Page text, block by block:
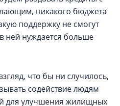
никакого бюджета
поддержку не смогут
ней нуждается больше
что бы ни случилось,
содействие людям
для улучшения жилищных